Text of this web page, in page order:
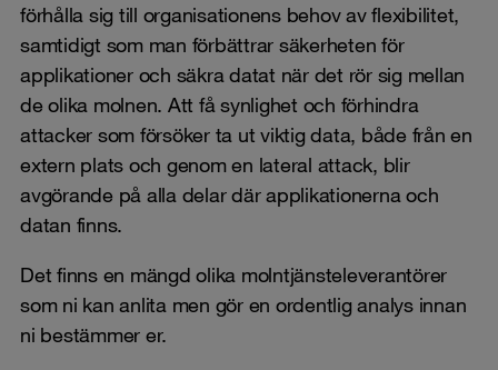
förhålla sig till organisationens behov av flexibilitet,
samtidigt som man förbättrar säkerheten för
applikationer och säkra datat när det rör sig mellan
de olika molnen. Att få synlighet och förhindra
attacker som försöker ta ut viktig data, både från en
extern plats och genom en lateral attack, blir
avgörande på alla delar där applikationerna och
datan finns.
Det finns en mängd olika molntjänsteleverantörer
som ni kan anlita men gör en ordentlig analys innan
ni bestämmer er.